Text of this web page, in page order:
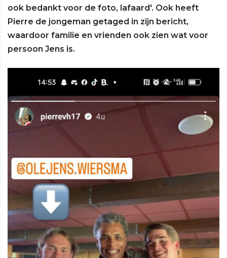
ook bedankt voor de foto, lafaard'. Ook heeft
Pierre de jongeman getaged in zijn bericht,
waardoor familie en vrienden ook zien wat voor
persoon Jens is.